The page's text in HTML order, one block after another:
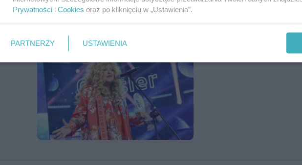
rewolucji", to na pewno wiecie, że Magda Gessler
Prywatności i Cookies oraz po kliknięciu w „Ustawienia”.
PARTNERZY USTAWIENIA